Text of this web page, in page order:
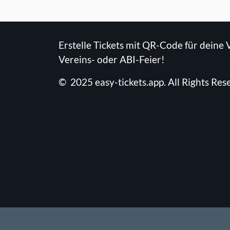
Erstelle Tickets mit QR-Code für deine
Vereins- oder ABI-Feier!
© 2025 easy-tickets.app. All Rights